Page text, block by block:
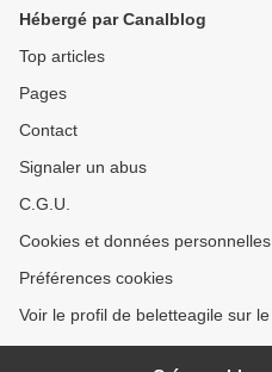
Hébergé par Canalblog
Top articles
Pages
Contact
Signaler un abus
C.G.U.
Cookies et données personnelles
Préférences cookies
Voir le profil de beletteagile sur